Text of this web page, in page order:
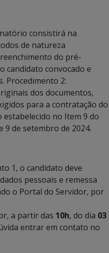
consistirá na
de natureza
do pré-
candidato convocado e
Procedimento 2:
dos documentos,
para a contratação do
no Item 9 do
9 de setembro de 2024.
1, o candidato deve
pessoais e remessa
o Portal do Servidor, por
a partir das 10h, do dia 03
entrar em contato no